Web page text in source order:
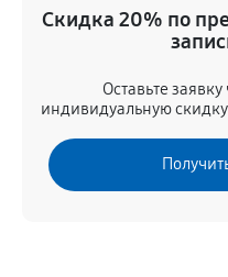
103CM
940 руб
Замена мотор-
380 руб
Ремонт испарителя
Скидка 20% по
Оставьте
индивидуальную